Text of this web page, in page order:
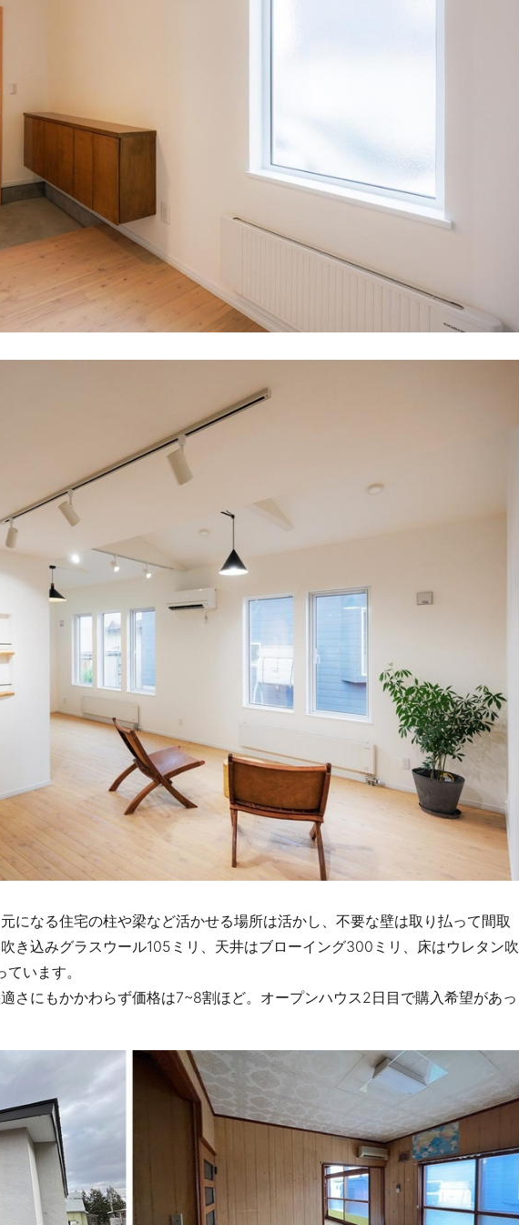
になる住宅の柱や梁など活かせる場所は活かし、不要な壁は取り払って間取
き込みグラスウール105ミリ、天井はブローイング300ミリ、床はウレタン吹
います。
さにもかかわらず価格は7~8割ほど。オープンハウス2日目で購入希望があっ